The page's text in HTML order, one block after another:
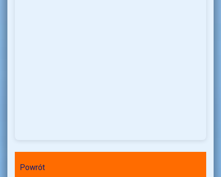
Powrót